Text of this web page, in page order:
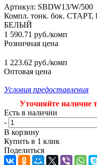
Артикул: SBDW13/W/500
Компл. тонк. бок. СТАРТ,
БЕЛЫЙ
1 590.71 руб./комп
Розничная цена
1 223.62 руб./комп
Оптовая цена
Условия предоставления
Уточняйте наличие
Есть в наличии
-
В корзину
Купить в 1 клик
Поделиться